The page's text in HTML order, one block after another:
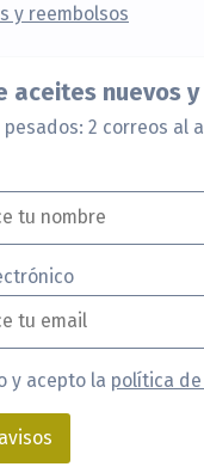
y reembolsos
aceites nuevos
pesados: 2 correos al
y acepto la política